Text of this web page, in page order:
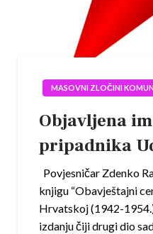
MASOVNI ZLOČINI
Objavljena
pripadnika
Povjesničar Zdenko
knjigu “Obavještajni
Hrvatskoj (1942-
izdanju čiji drugi dio